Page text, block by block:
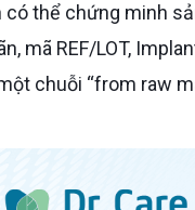
có thể chứng minh
mã REF/LOT,
chuỗi “from raw